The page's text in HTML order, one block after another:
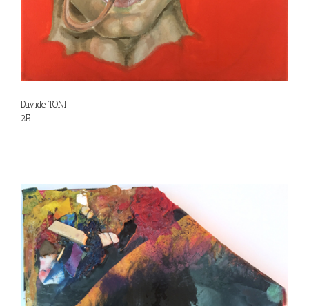
Davide TONI
2E